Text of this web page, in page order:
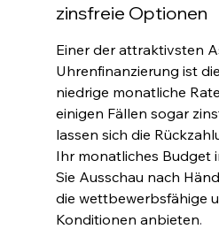
zinsfreie Optionen
Einer der attraktivsten
Uhrenfinanzierung ist
niedrige monatliche
einigen Fällen sogar
lassen sich die
Ihr monatliches Budget
Sie Ausschau nach
die wettbewerbsfähige
Konditionen anbieten.